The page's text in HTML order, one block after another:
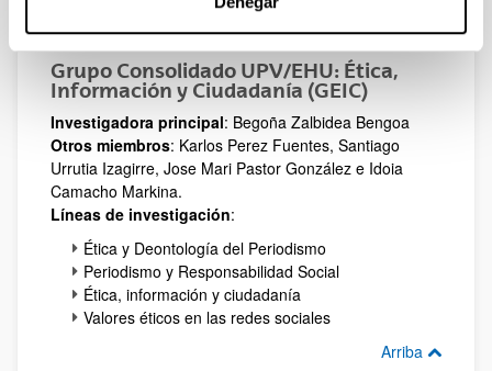
Arriba
Grupo Consolidado UPV/EHU: Ética,
Información y Ciudadanía (GEIC)
Investigadora principal: Begoña Zalbidea Bengoa
Otros miembros: Karlos Perez Fuentes, Santiago
Urrutia Izagirre, Jose Mari Pastor González e Idoia
Camacho Markina.
Líneas de investigación:
Ética y Deontología del Periodismo
Periodismo y Responsabilidad Social
Ética, información y ciudadanía
Valores éticos en las redes sociales
Arriba